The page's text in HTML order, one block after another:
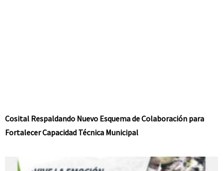
Cosital Respaldando Nuevo Esquema de Colaboración para
Fortalecer Capacidad Técnica Municipal